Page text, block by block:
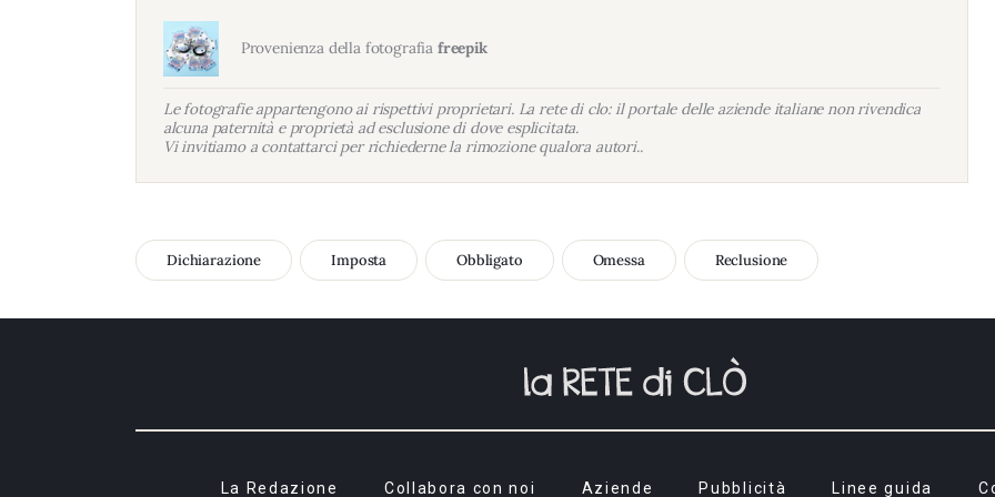
Provenienza della fotografia freepik
Le fotografie appartengono ai rispettivi proprietari. La rete di clo: il portale delle aziende italiane non rivendica
alcuna paternità e proprietà ad esclusione di dove esplicitata.
Vi invitiamo a contattarci per richiederne la rimozione qualora autori..
Dichiarazione Imposta Obbligato Omessa Reclusione
La Redazione Collabora con noi Aziende Pubblicità Linee guida